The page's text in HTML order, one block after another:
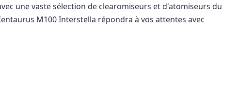
une vaste sélection de clearomiseurs et d'atomiseurs du
M100 Interstella répondra à vos attentes avec